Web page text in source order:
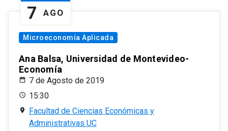
7 AGO
Microeconomía Aplicada
Ana Balsa, Universidad de Montevideo-
Economía
7 de Agosto de 2019
15:30
Facultad de Ciencias Económicas y
Administrativas UC